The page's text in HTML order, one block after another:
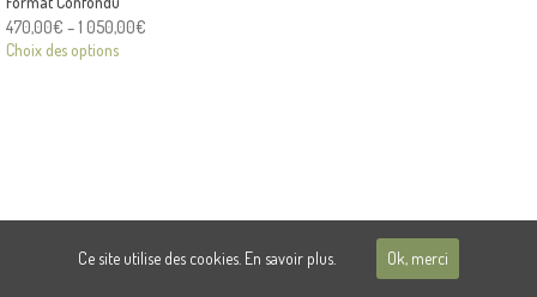
470,00€ –1 050,00€
Choix des options
Ce site utilise des cookies. En savoir plus. Ok, merci